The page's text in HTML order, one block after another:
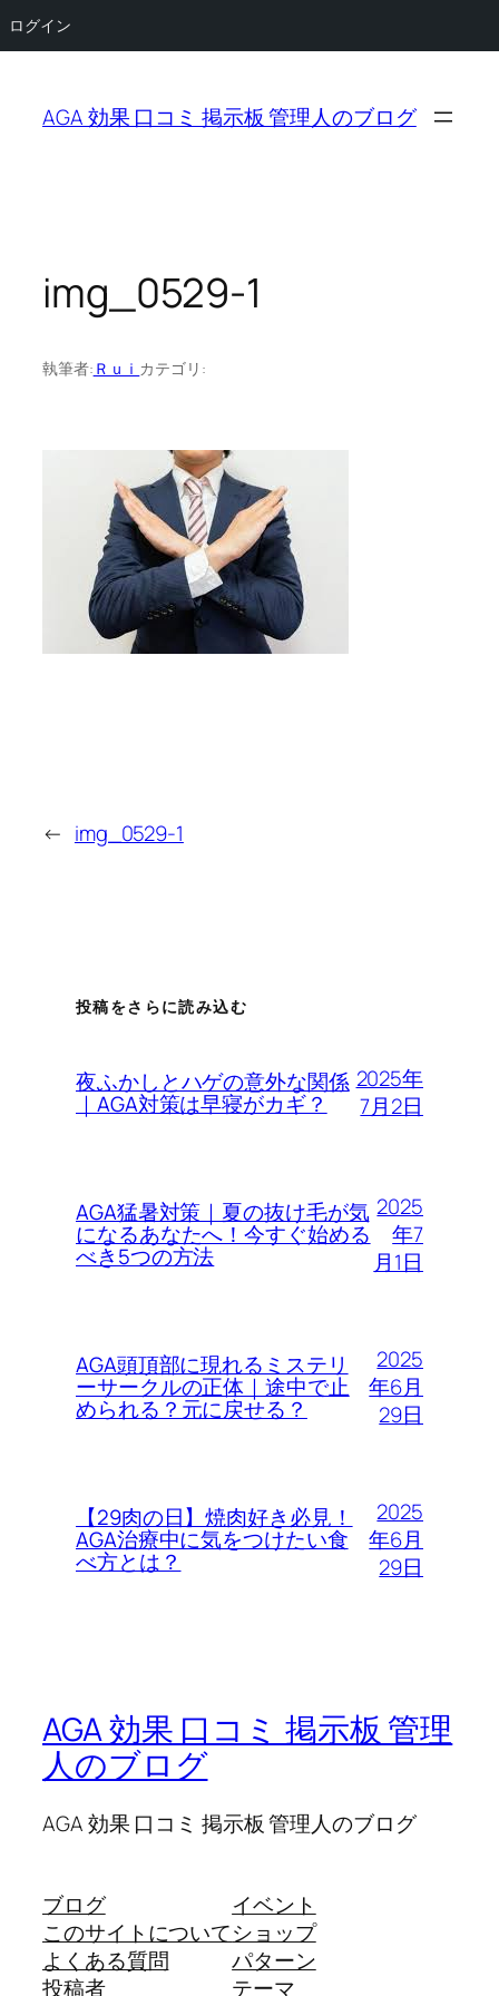
ログイン
AGA 効果 口コミ 掲示板 管理人のブログ
img_0529-1
執筆者: Ｒｕｉ カテゴリ:
← img_0529-1
投稿をさらに読み込む
夜ふかしとハゲの意外な関係
｜AGA対策は早寝がカギ？
2025年
7月2日
AGA猛暑対策｜夏の抜け毛が気
になるあなたへ！今すぐ始める
べき5つの方法
2025
年7
月1日
AGA頭頂部に現れるミステリ
ーサークルの正体｜途中で止
められる？元に戻せる？
2025
年6月
29日
【29肉の日】焼肉好き必見！
AGA治療中に気をつけたい食
べ方とは？
2025
年6月
29日
AGA 効果 口コミ 掲示板 管理
人のブログ
AGA 効果 口コミ 掲示板 管理人のブログ
ブログ
このサイトについて
よくある質問
投稿者
イベント
ショップ
パターン
テーマ